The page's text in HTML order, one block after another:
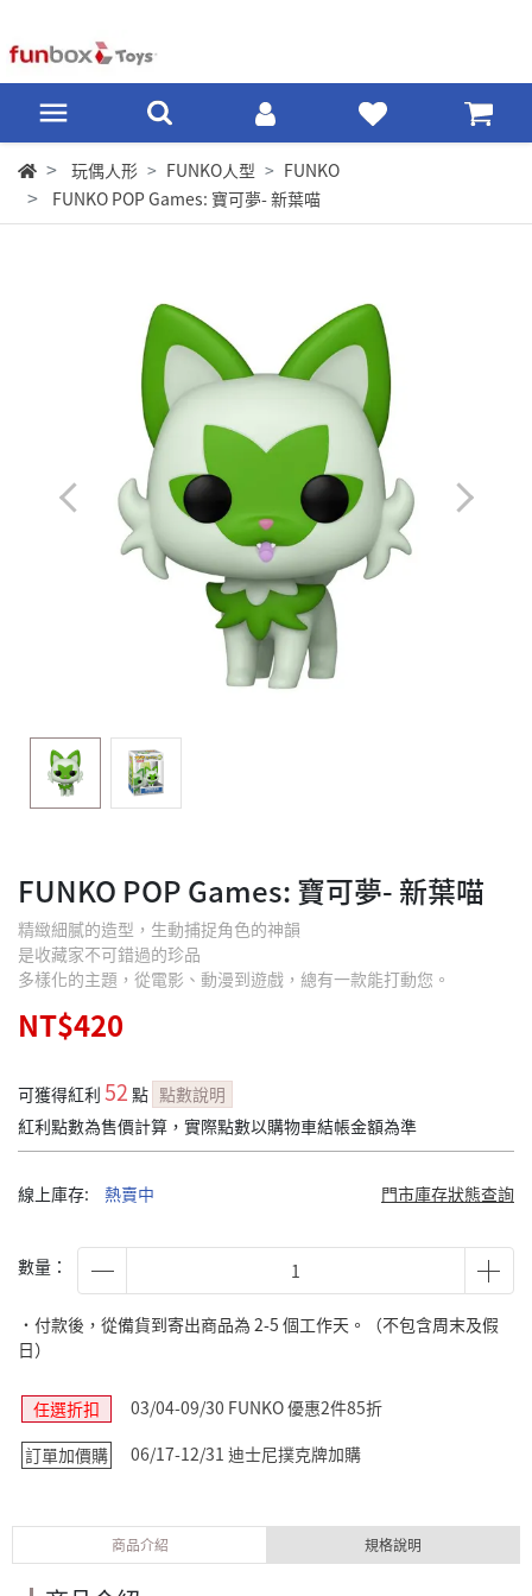
玩偶人形 FUNKO人型
FUNKO
FUNKO POP Games: 寶可夢- 新葉喵
FUNKO POP Games: 寶可夢- 新葉喵
精緻細膩的造型，生動捕捉角色的神韻
是收藏家不可錯過的珍品
多樣化的主題，從電影、動漫到遊戲，總有一款能打動您。
NT$420
可獲得紅利 52 點 點數說明
紅利點數為售價計算，實際點數以購物車結帳金額為準
線上庫存: 熱賣中 門市庫存狀態查詢
數量：
˙付款後，從備貨到寄出商品為 2-5 個工作天。（不包含周末及假
日）
任選折扣
03/04-09/30 FUNKO 優惠2件85折
訂單加價購
06/17-12/31 迪士尼撲克牌加購
商品介紹 規格說明